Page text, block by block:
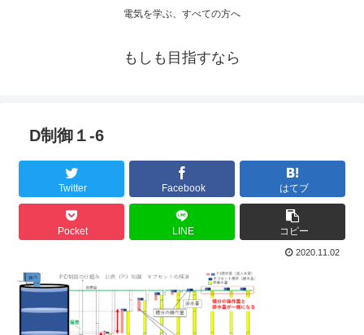
電気を学ぶ、すべての方へ
もしも目指すなら
D制御１-6
Twitter Facebook はてブ
Pocket LINE コピー
2020.11.02